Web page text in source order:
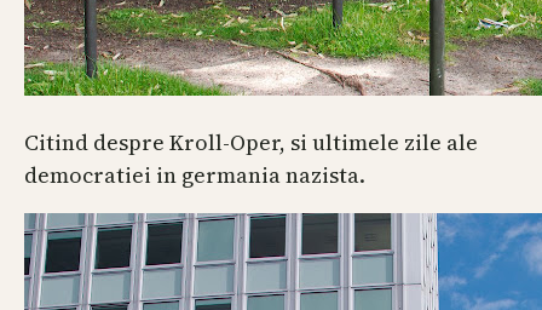
Citind despre Kroll-Oper, si ultimele zile ale
democratiei in germania nazista.